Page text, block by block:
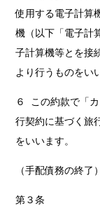
使用する電子計算
機（以下「電子計
子計算機等とを接
より行うものをい
６ この約款で「
行契約に基づく旅
をいいます。
（手配債務の終了）
第３条